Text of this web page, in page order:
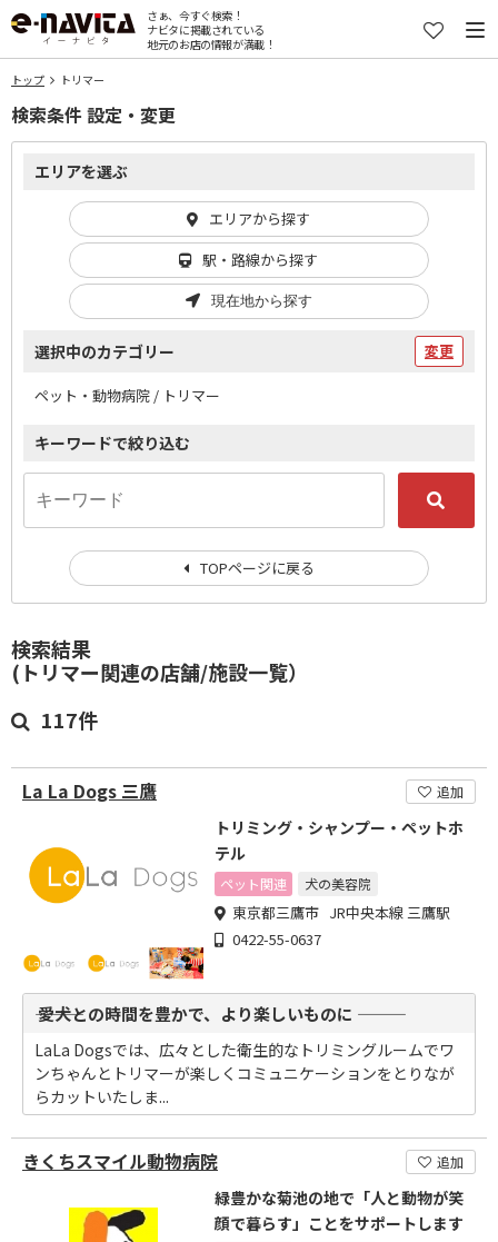
さぁ、今すぐ検索！
ナビタに掲載されている
地元のお店の情報が満載！
トップ トリマー
検索結果
(トリマー関連の店舗/施設一覧）
117件
La La Dogs 三鷹 追加
トリミング・シャンプー・ペットホ
テル
ペット関連 犬の美容院
東京都三鷹市 JR中央本線 三鷹駅
0422-55-0637
――― 愛犬との時間を豊かで、より楽しいものに ―――
LaLa Dogsでは、広々とした衛生的なトリミングルームでワ
ンちゃんとトリマーが楽しくコミュニケーションをとりなが
らカットいたしま...
きくちスマイル動物病院 追加
緑豊かな菊池の地で「人と動物が笑
顔で暮らす」ことをサポートします
検索条件 設定・変更
エリアを選ぶ
エリアから探す
駅・路線から探す
現在地から探す
選択中のカテゴリー 変更
ペット・動物病院 / トリマー
キーワードで絞り込む
TOPページに戻る